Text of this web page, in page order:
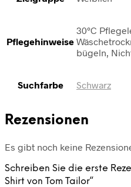
Pflegehinweise
30°C
bügeln,
Suchfarbe Schwarz
Rezensionen
Es gibt noch keine
Schreiben Sie die erste
Shirt von Tom Tailor“